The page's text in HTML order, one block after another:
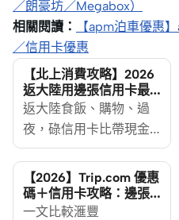
／朗豪坊／Megabox）
相關閱讀：
【apm泊車優惠
／信用卡優惠
【北上消費攻略】2026
返大陸用邊張信用卡最
抵？大灣區免手續費 +
雙幣高回贈大比併
返大陸食飯、購物、過
夜，碌信用卡比帶現金
方便得多，但揀錯卡隨
時蝕埋手續費同匯率。
返大陸消費想慳得多，
揀啱一張大灣區信用卡
【2026】Trip.com 優惠
碼＋信用卡攻略：邊張
卡訂機票最抵？
一文比較滙豐